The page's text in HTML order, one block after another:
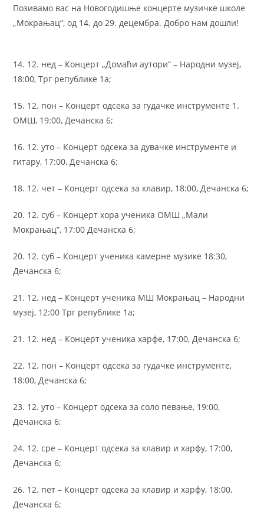
Позивамо вас на Новогодишње концерте музичке школе
„Мокрањац“, од 14. до 29. децембра. Добро нам дошли!
14. 12. нед – Концерт „Домаћи аутори“ – Народни музеј,
18:00, Трг републике 1а;
15. 12. пон – Концерт одсека за гудачке инструменте 1.
ОМШ, 19:00, Дечанска 6;
16. 12. уто – Концерт одсека за дувачке инструменте и
гитару, 17:00, Дечанска 6;
18. 12. чет – Концерт одсека за клавир, 18:00, Дечанска 6;
20. 12. суб – Концерт хора ученика ОМШ „Мали
Мокрањац”, 17:00 Дечанска 6;
20. 12. суб – Концерт ученика камерне музике 18:30,
Дечанска 6;
21. 12. нед – Концерт ученика МШ Мокрањац – Народни
музеј, 12:00 Трг републике 1а;
21. 12. нед – Концерт ученика харфе, 17:00, Дечанска 6;
22. 12. пон – Концерт одсека за гудачке инструменте,
18:00, Дечанска 6;
23. 12. уто – Концерт одсека за соло певање, 19:00,
Дечанска 6;
24. 12. сре – Концерт одсека за клавир и харфу, 17:00,
Дечанска 6;
26. 12. пет – Концерт одсека за клавир и харфу, 18:00,
Дечанска 6;